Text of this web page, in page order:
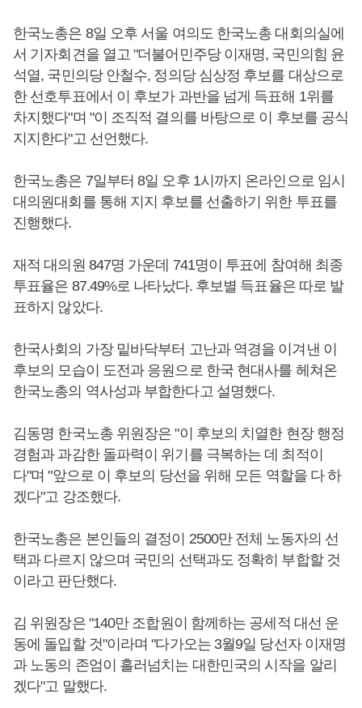
한국노총은 8일 오후 서울 여의도 한국노총 대회의실에
서 기자회견을 열고 "더불어민주당 이재명, 국민의힘 윤
석열, 국민의당 안철수, 정의당 심상정 후보를 대상으로
한 선호투표에서 이 후보가 과반을 넘게 득표해 1위를
차지했다"며 "이 조직적 결의를 바탕으로 이 후보를 공식
지지한다"고 선언했다.
한국노총은 7일부터 8일 오후 1시까지 온라인으로 임시
대의원대회를 통해 지지 후보를 선출하기 위한 투표를
진행했다.
재적 대의원 847명 가운데 741명이 투표에 참여해 최종
투표율은 87.49%로 나타났다. 후보별 득표율은 따로 발
표하지 않았다.
한국사회의 가장 밑바닥부터 고난과 역경을 이겨낸 이
후보의 모습이 도전과 응원으로 한국 현대사를 헤쳐온
한국노총의 역사성과 부합한다고 설명했다.
김동명 한국노총 위원장은 "이 후보의 치열한 현장 행정
경험과 과감한 돌파력이 위기를 극복하는 데 최적이
다"며 "앞으로 이 후보의 당선을 위해 모든 역할을 다 하
겠다"고 강조했다.
한국노총은 본인들의 결정이 2500만 전체 노동자의 선
택과 다르지 않으며 국민의 선택과도 정확히 부합할 것
이라고 판단했다.
김 위원장은 "140만 조합원이 함께하는 공세적 대선 운
동에 돌입할 것"이라며 "다가오는 3월9일 당선자 이재명
과 노동의 존엄이 흘러넘치는 대한민국의 시작을 알리
겠다"고 말했다.